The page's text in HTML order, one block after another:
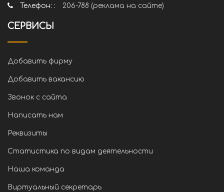
Телефон: :
206-788 (реклама на сайте)
СЕРВИСЫ
Добавить фирму
Добавить вакансию
Звонок с сайта
Написать нам
Реквизиты
Статистика по видам деятельности
Наша команда
Виртуальный секретарь